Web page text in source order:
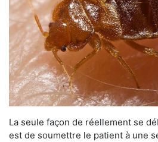
La seule façon de réellement se
est de soumettre le patient à une